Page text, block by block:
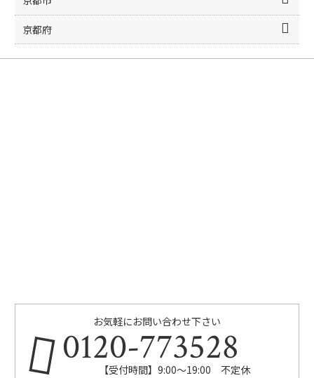
京都府
お気軽にお問い合わせ下さい
0120-773528
【受付時間】9:00～19:00 不定休